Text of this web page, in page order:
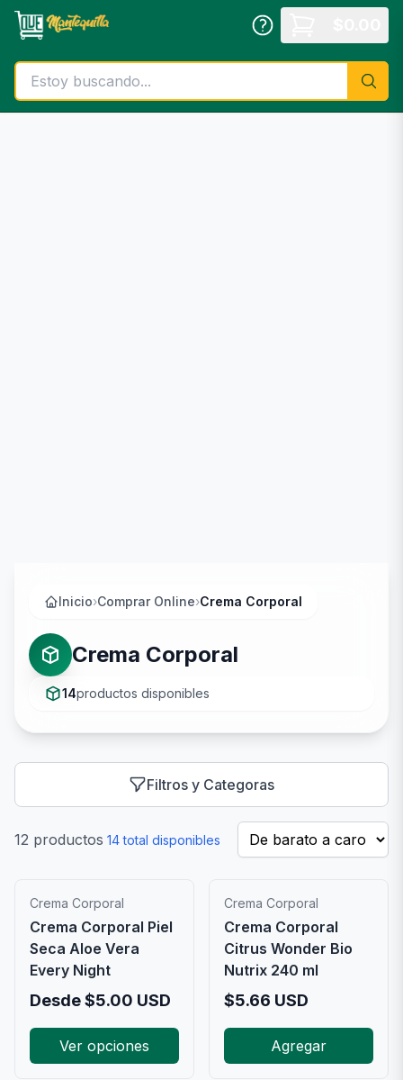
Saltar al contenido principal
Inicio›Comprar Online›Crema Corporal
Crema Corporal
14productos disponibles
Filtros y Categoras
12 productos 14total disponibles
Crema Corporal
Crema Corporal Piel
Seca Aloe Vera
Every Night
Desde$5.00 USD
Ver opciones
Crema Corporal
Crema Corporal
Citrus Wonder Bio
Nutrix 240 ml
$5.66 USD
Agregar